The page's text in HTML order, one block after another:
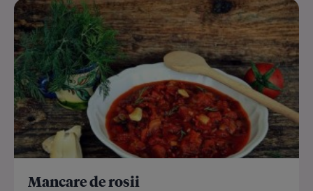
Mancare de rosii